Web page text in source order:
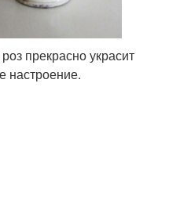
прекрасно украсит
настроение.